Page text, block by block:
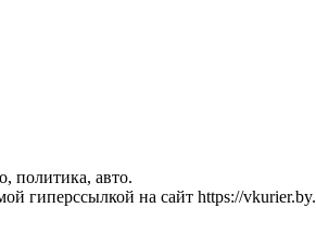
политика, авто.
гиперссылкой на сайт https://vkurier.by.